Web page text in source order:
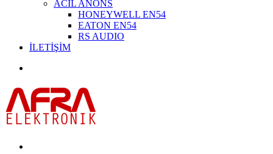
ACİL ANONS
HONEYWELL EN54
EATON EN54
RS AUDIO
İLETİŞİM